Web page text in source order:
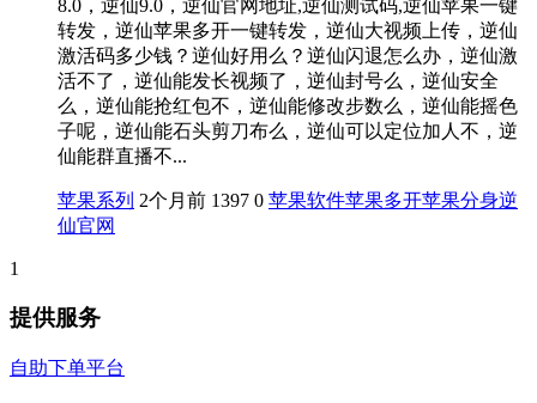
8.0，逆仙9.0，逆仙官网地址,逆仙测试码,逆仙苹果一键
转发，逆仙苹果多开一键转发，逆仙大视频上传，逆仙
激活码多少钱？逆仙好用么？逆仙闪退怎么办，逆仙激
活不了，逆仙能发长视频了，逆仙封号么，逆仙安全
么，逆仙能抢红包不，逆仙能修改步数么，逆仙能摇色
子呢，逆仙能石头剪刀布么，逆仙可以定位加人不，逆
仙能群直播不...
苹果系列 2个月前 1397 0 苹果软件苹果多开苹果分身逆
仙官网
1
提供服务
自助下单平台